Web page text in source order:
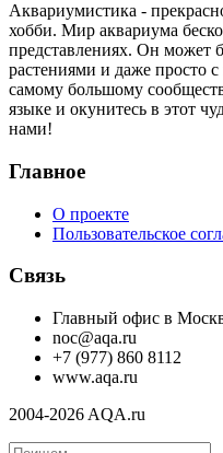
Аквариумистика -
хобби. Мир аквариума
представлениях. Он может
растениями и даже просто
самому большому
языке и окунитесь в этот
нами!
Главное
О проекте
Пользовательское
Связь
Главный офис в
noc@aqa.ru
+7 (977) 860 8112
www.aqa.ru
2004-2026 AQA.ru